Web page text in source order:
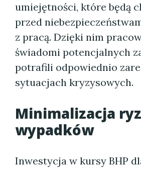
umiejętności, które będą
przed
z pracą. Dzięki nim
świadomi potencjalnych
potrafili odpowiednio
sytuacjach kryzysowych.
Minimalizacja
wypadków
Inwestycja w kursy BHP